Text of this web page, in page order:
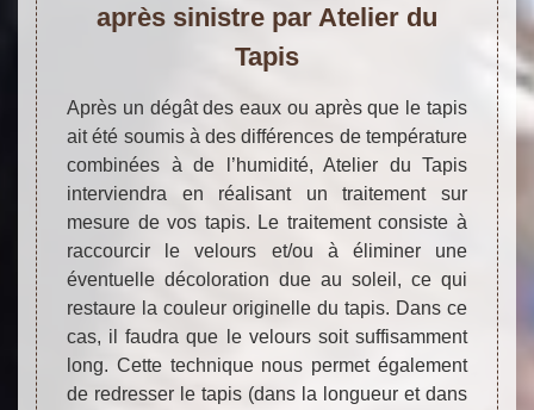
après sinistre par Atelier du
Tapis
Après un dégât des eaux ou après que le tapis
ait été soumis à des différences de température
combinées à de l’humidité, Atelier du Tapis
interviendra en réalisant un traitement sur
mesure de vos tapis. Le traitement consiste à
raccourcir le velours et/ou à éliminer une
éventuelle décoloration due au soleil, ce qui
restaure la couleur originelle du tapis. Dans ce
cas, il faudra que le velours soit suffisamment
long. Cette technique nous permet également
de redresser le tapis (dans la longueur et dans